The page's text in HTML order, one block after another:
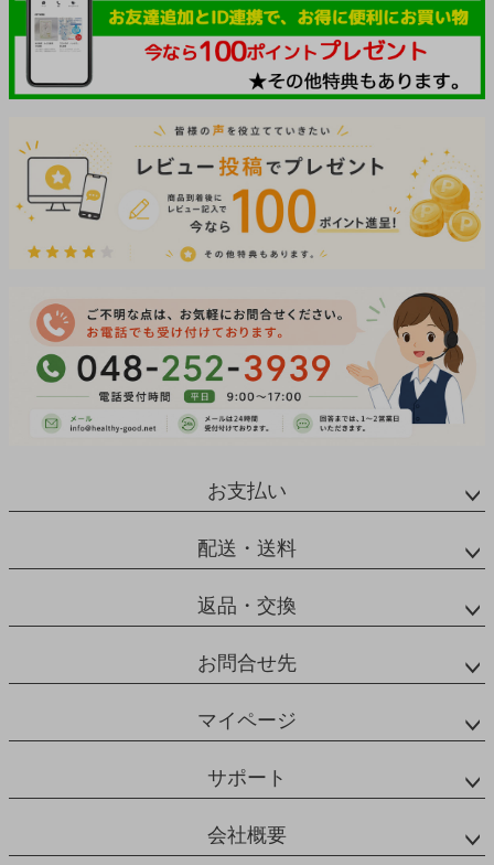
お支払い
配送・送料
返品・交換
お問合せ先
マイページ
サポート
会社概要